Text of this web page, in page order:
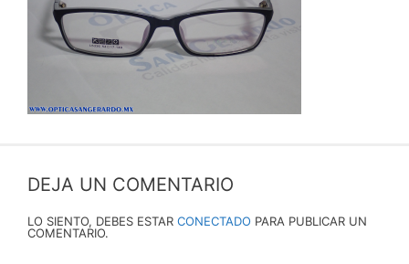
DEJA UN COMENTARIO
LO SIENTO, DEBES ESTAR CONECTADO PARA PUBLICAR UN
COMENTARIO.